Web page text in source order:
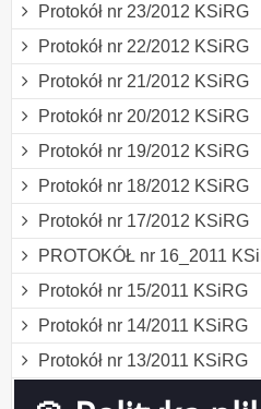
Protokół nr 23/2012 KSiRG
Protokół nr 22/2012 KSiRG
Protokół nr 21/2012 KSiRG
Protokół nr 20/2012 KSiRG
Protokół nr 19/2012 KSiRG
Protokół nr 18/2012 KSiRG
Protokół nr 17/2012 KSiRG
PROTOKÓŁ nr 16_2011
Protokół nr 15/2011 KSiRG
Protokół nr 14/2011 KSiRG
Protokół nr 13/2011 KSiRG
Protokół nr 12/2011 KSiRG